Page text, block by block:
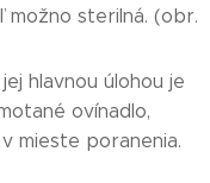
možno sterilná. (obr.
jej hlavnou úlohou je
ovínadlo,
mieste poranenia.